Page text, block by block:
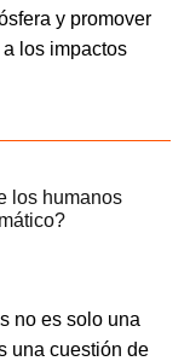
y promover
los impactos
no es solo una
una cuestión de